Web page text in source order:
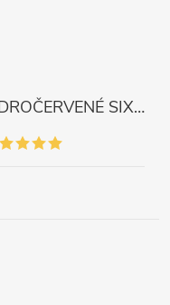
Dětské tričko s potiskem MODROČERVENÉ SIX SEVEN 67